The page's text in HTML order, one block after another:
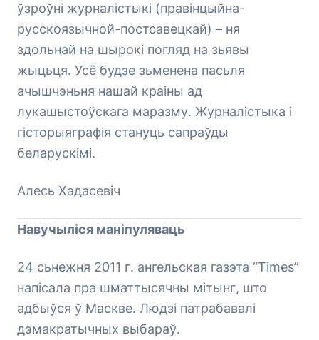
ўзроўні журналістыкі (правінцыйна-
русскоязычной-постсавецкай) – ня
здольнай на шырокі погляд на зьявы
жыцьця. Усё будзе зьменена пасьля
ачышчэньня нашай краіны ад
лукашыстоўскага маразму. Журналістыка і
гісторыяграфія стануць сапраўды
беларускімі.
Алесь Хадасевіч
Навучыліся маніпуляваць
24 сьнежня 2011 г. ангельская газэта “Times”
напісала пра шматтысячны мітынг, што
адбыўся ў Маскве. Людзі патрабавалі
дэмакратычных выбараў.